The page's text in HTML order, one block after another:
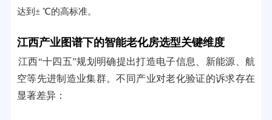
达到± ℃的高标准。
江西产业图谱下的智能老化房选型关键维度
江西“十四五”规划明确提出打造电子信息、新能源、航
空等先进制造业集群。不同产业对老化验证的诉求存在
显著差异：